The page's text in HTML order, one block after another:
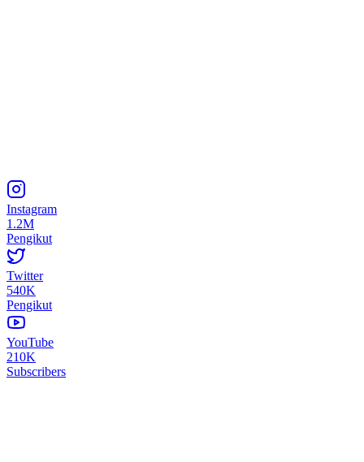
Instagram
1.2M
Pengikut
Twitter
540K
Pengikut
YouTube
210K
Subscribers